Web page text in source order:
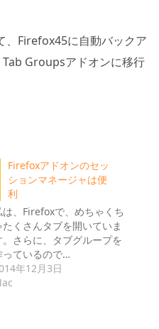
、Firefox45に自動バックア
Groupsアドオンに移行
Firefoxアドオンのセッ
ションマネージャは便
利
は、Firefoxで、めちゃくち
たくさんタブを開いていま
。さらに、タブグループを
っているので…
年12月3日